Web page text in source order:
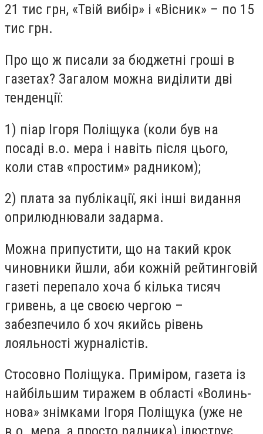
21 тис грн, «Твій вибір» і «Вісник» – по 15
тис грн.
Про що ж писали за бюджетні гроші в
газетах? Загалом можна виділити дві
тенденції:
1) піар Ігоря Поліщука (коли був на
посаді в.о. мера і навіть після цього,
коли став «простим» радником);
2) плата за публікації, які інші видання
оприлюднювали задарма.
Можна припустити, що на такий крок
чиновники йшли, аби кожній рейтинговій
газеті перепало хоча б кілька тисяч
гривень, а це своєю чергою –
забезпечило б хоч якийсь рівень
лояльності журналістів.
Стосовно Поліщука. Приміром, газета із
найбільшим тиражем в області «Волинь-
нова» знімками Ігоря Поліщука (уже не